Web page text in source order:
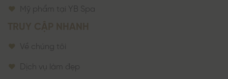
Mỹ phẩm tại YB Spa
Về chúng tôi
Dịch vụ làm đẹp